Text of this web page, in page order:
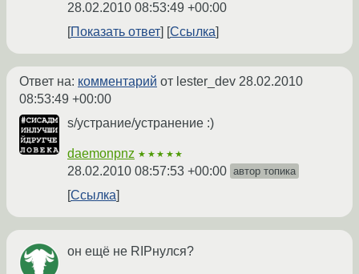
28.02.2010 08:53:49 +00:00
Показать ответ
Ссылка
Ответ на: комментарий от lester_dev 28.02.2010
08:53:49 +00:00
s/устрание/устранение :)
daemonpnz ★★★★★
28.02.2010 08:57:53 +00:00 автор топика
Ссылка
он ещё не RIPнулся?